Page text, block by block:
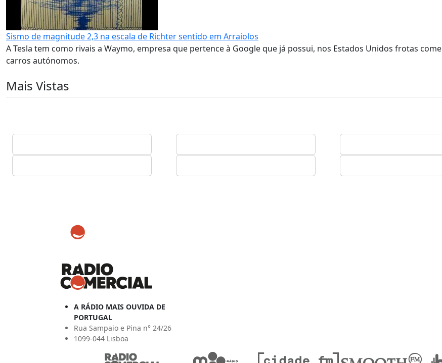
Sismo de magnitude 2,3 na escala de Richter sentido em Arraiolos
A Tesla tem como rivais a Waymo, empresa que pertence à Google que já possui, nos Estados Unidos frotas
carros autónomos.
Mais Vistas
A RÁDIO MAIS OUVIDA DE
PORTUGAL
Rua Sampaio e Pina n° 24/26
1099-044 Lisboa